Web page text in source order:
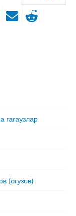
гагаузлар
(огузов)